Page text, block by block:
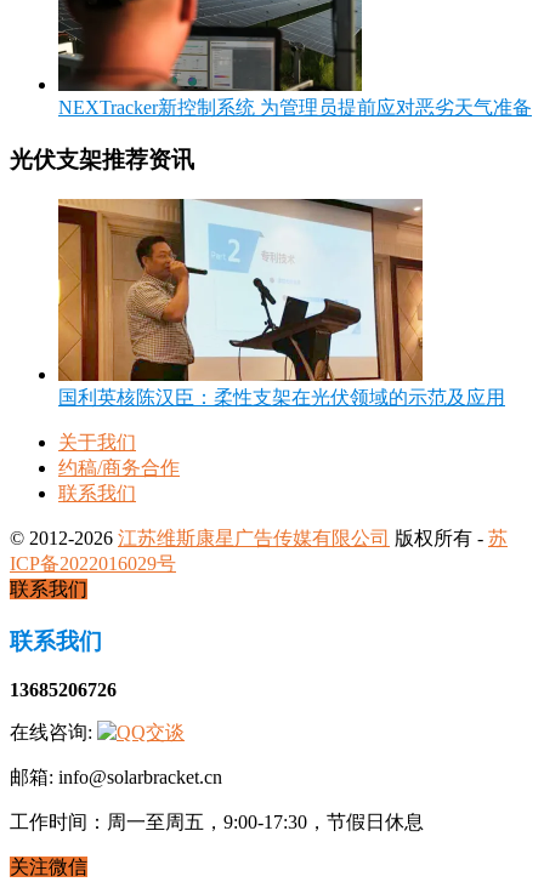
NEXTracker新控制系统 为管理员提前应对恶劣天气准备
光伏支架推荐资讯
国利英核陈汉臣：柔性支架在光伏领域的示范及应用
关于我们
约稿/商务合作
联系我们
© 2012-2026 江苏维斯康星广告传媒有限公司 版权所有 - 苏
ICP备2022016029号
联系我们
联系我们
13685206726
在线咨询:
邮箱: info@solarbracket.cn
工作时间：周一至周五，9:00-17:30，节假日休息
关注微信